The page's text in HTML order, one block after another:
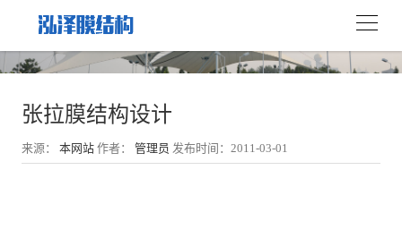
张拉膜结构设计
来源： 本网站 作者： 管理员 发布时间：2011-03-01